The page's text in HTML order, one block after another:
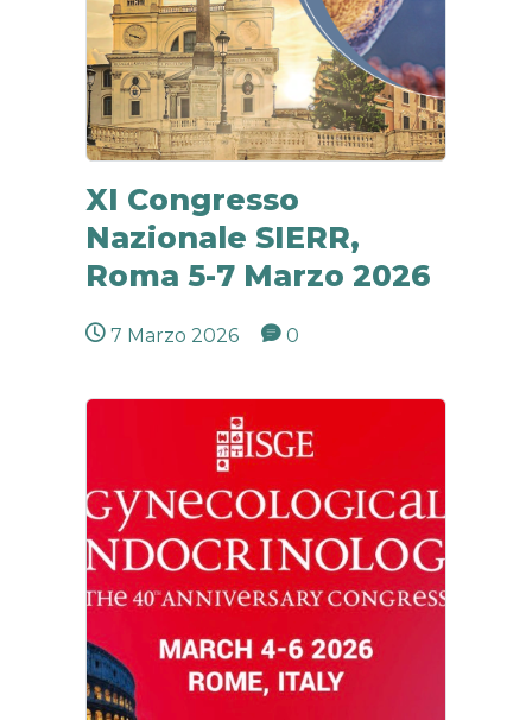
XI Congresso
Nazionale SIERR,
Roma 5-7 Marzo 2026
7 Marzo 2026 0